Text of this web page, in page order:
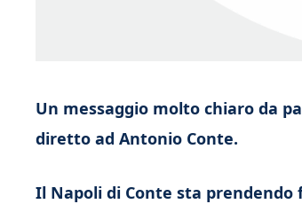
Un messaggio molto chiaro da
diretto ad Antonio Conte.
Il Napoli di Conte sta prendendo